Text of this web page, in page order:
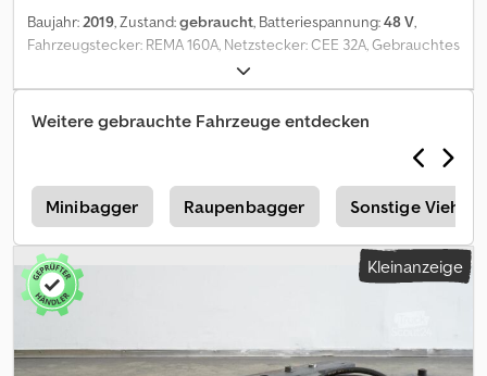
Baujahr:2019, Zustand:gebraucht, Batteriespannung:48 V,
Fahrzeugstecker: REMA 160A, Netzstecker: CEE 32A, Gebrauchtes
Fronius Selectiva 4090 Batterieladegerät 48V/90A, inkl. Kabel und
Stecker REMA 160A, Netzstecker CEE 32A. Dedpfx Aoztgrkjidekr
Weitere gebrauchte Fahrzeuge entdecken
Minibagger Raupenbagger Sonstige
Kleinanzeige